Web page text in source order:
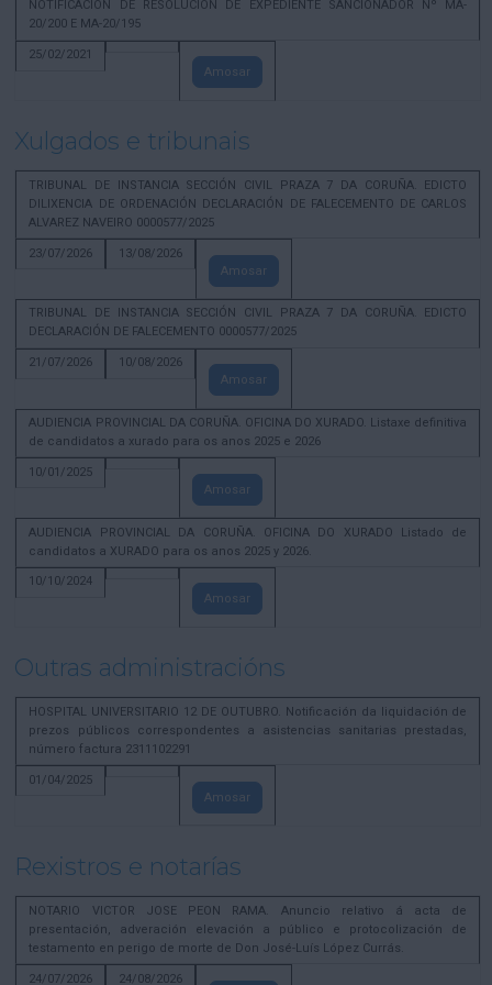
NOTIFICACION DE RESOLUCION DE EXPEDIENTE SANCIONADOR Nº MA-
20/200 E MA-20/195
25/02/2021
Amosar
Xulgados e tribunais
TRIBUNAL DE INSTANCIA SECCIÓN CIVIL PRAZA 7 DA CORUÑA. EDICTO
DILIXENCIA DE ORDENACIÓN DECLARACIÓN DE FALECEMENTO DE CARLOS
ALVAREZ NAVEIRO 0000577/2025
23/07/2026
13/08/2026
Amosar
TRIBUNAL DE INSTANCIA SECCIÓN CIVIL PRAZA 7 DA CORUÑA. EDICTO
DECLARACIÓN DE FALECEMENTO 0000577/2025
21/07/2026
10/08/2026
Amosar
AUDIENCIA PROVINCIAL DA CORUÑA. OFICINA DO XURADO. Listaxe definitiva
de candidatos a xurado para os anos 2025 e 2026
10/01/2025
Amosar
AUDIENCIA PROVINCIAL DA CORUÑA. OFICINA DO XURADO Listado de
candidatos a XURADO para os anos 2025 y 2026.
10/10/2024
Amosar
Outras administracións
HOSPITAL UNIVERSITARIO 12 DE OUTUBRO. Notificación da liquidación de
prezos públicos correspondentes a asistencias sanitarias prestadas,
número factura 2311102291
01/04/2025
Amosar
Rexistros e notarías
NOTARIO VICTOR JOSE PEON RAMA. Anuncio relativo á acta de
presentación, adveración elevación a público e protocolización de
testamento en perigo de morte de Don José-Luís López Currás.
24/07/2026
24/08/2026